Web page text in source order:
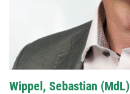
Wippel, Sebastian (MdL)